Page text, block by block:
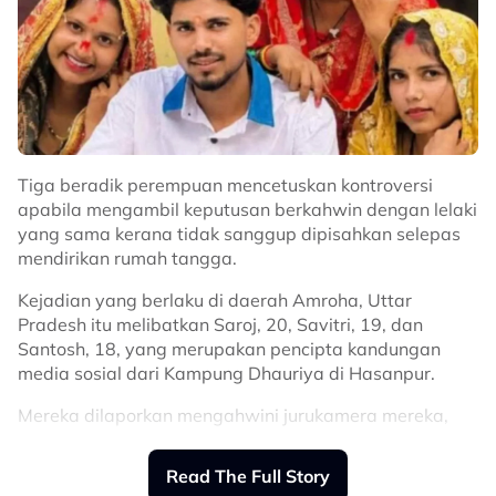
“Dia memang tak pernahdisclose dekat orang pun
pasal ni, doakan dia sihat sihat selalu okay,” kongsinya.
@hhusnahelmy
life was so different then.
♬ original sound - alinakaymusic
Tiga beradik perempuan mencetuskan kontroversi
apabila mengambil keputusan berkahwin dengan lelaki
yang sama kerana tidak sanggup dipisahkan selepas
mendirikan rumah tangga.
Kejadian yang berlaku di daerah Amroha, Uttar
Pradesh itu melibatkan Saroj, 20, Savitri, 19, dan
Santosh, 18, yang merupakan pencipta kandungan
media sosial dari Kampung Dhauriya di Hasanpur.
Mereka dilaporkan mengahwini jurukamera mereka,
pada 17 Julai lalu.
Read The Full Story